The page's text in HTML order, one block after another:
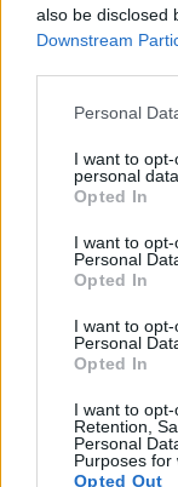
also be disclosed
Downstream
Please note that
not limited to
grant or deny
use your data for
consent section.
Personal
I want to
personal data.
Opted In
I want to
Personal
Opted In
I want to
Personal
Opted In
I want to opt-
Retention,
Personal
Purposes for
Opted Out
Οι